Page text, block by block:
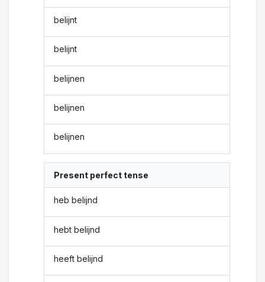
belijnt
belijnt
belijnen
belijnen
belijnen
Present perfect tense
heb belijnd
hebt belijnd
heeft belijnd